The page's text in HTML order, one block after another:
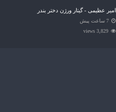
امیر عظیمی - گیتار ورژن دختر بندر
7 ساعت پیش
3,829 views